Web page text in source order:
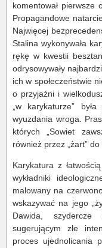
komentował pierwsze
Propagandowe
Najwięcej
Stalina wykonywała
rękę w kwestii
odrysowywały
ich w społeczeństwie
o przyjaźni i
„w karykaturze”
wyuzdania wroga.
których „Sowiet
również przez „żart”
Karykatura z
wykładniki
malowany na
wskazywać na jego
Dawida,
sugerującym złe
proces ujednolicania